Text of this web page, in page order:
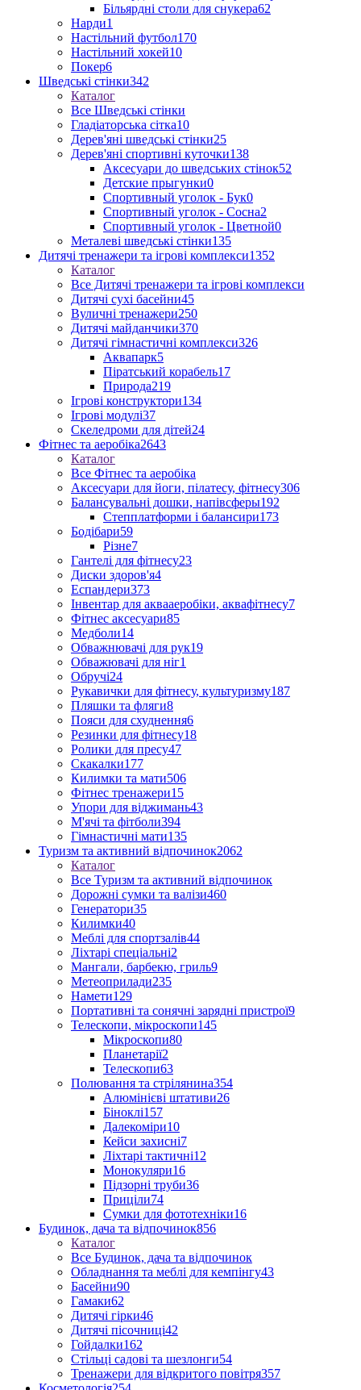
Більярдні столи для снукера62
Нарди1
Настільний футбол170
Настільний хокей10
Покер6
Шведські стінки342
Каталог
Все Шведські стінки
Гладіаторська сітка10
Дерев'яні шведські стінки25
Дерев'яні спортивні куточки138
Аксесуари до шведських стінок52
Детские прыгунки0
Спортивный уголок - Бук0
Спортивный уголок - Сосна2
Спортивный уголок - Цветной0
Металеві шведські стінки135
Дитячі тренажери та ігрові комплекси1352
Каталог
Все Дитячі тренажери та ігрові комплекси
Дитячі сухі басейни45
Вуличні тренажери250
Дитячі майданчики370
Дитячі гімнастичні комплекси326
Аквапарк5
Піратський корабель17
Природа219
Ігрові конструктори134
Ігрові модулі37
Скеледроми для дітей24
Фітнес та аеробіка2643
Каталог
Все Фітнес та аеробіка
Аксесуари для йоги, пілатесу, фітнесу306
Балансувальні дошки, напівсферы192
Степплатформи і балансири173
Бодібари59
Різне7
Гантелі для фітнесу23
Диски здоров'я4
Еспандери373
Інвентар для аквааеробіки, аквафітнесу7
Фітнес аксесуари85
Медболи14
Обважнювачі для рук19
Обважювачі для ніг1
Обручі24
Рукавички для фітнесу, культуризму187
Пляшки та фляги8
Пояси для схуднення6
Резинки для фітнесу18
Ролики для пресу47
Скакалки177
Килимки та мати506
Фітнес тренажери15
Упори для віджимань43
М'ячі та фітболи394
Гімнастичні мати135
Туризм та активний відпочинок2062
Каталог
Все Туризм та активний відпочинок
Дорожні сумки та валізи460
Генератори35
Килимки40
Меблі для спортзалів44
Ліхтарі спеціальні2
Мангали, барбекю, гриль9
Метеоприлади235
Намети129
Портативні та сонячні зарядні пристрої9
Телескопи, мікроскопи145
Мікроскопи80
Планетарії2
Телескопи63
Полювання та стрілянина354
Алюмінієві штативи26
Біноклі157
Далекоміри10
Кейси захисні7
Ліхтарі тактичні12
Монокуляри16
Підзорні труби36
Приціли74
Сумки для фототехніки16
Будинок, дача та відпочинок856
Каталог
Все Будинок, дача та відпочинок
Обладнання та меблі для кемпінгу43
Басейни90
Гамаки62
Дитячі гірки46
Дитячі пісочниці42
Гойдалки162
Стільці садові та шезлонги54
Тренажери для відкритого повітря357